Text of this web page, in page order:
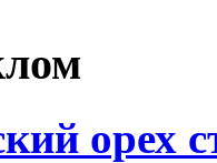
орех